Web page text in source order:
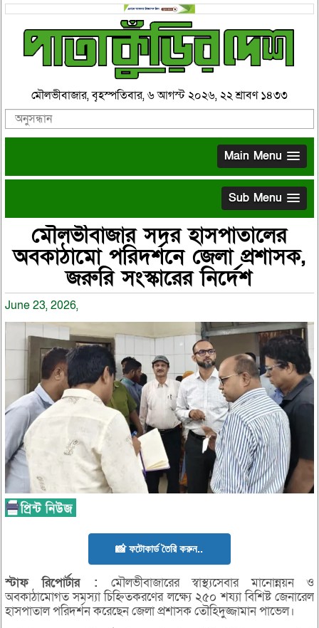
মৌলভীবাজার, বৃহস্পতিবার, ৬ আগস্ট ২০২৬, ২২ শ্রাবণ ১৪৩৩
Main Menu
Sub Menu
মৌলভীবাজার সদর হাসপাতালের
অবকাঠামো পরিদর্শনে জেলা প্রশাসক,
জরুরি সংস্কারের নির্দেশ
June 23, 2026,
📸 ফটোকার্ড তৈরি করুন..
স্টাফরিপোর্টার :মৌলভীবাজারের স্বাস্থ্যসেবার মানোন্নয়ন ও
অবকাঠামোগত সমস্যা চিহ্নিতকরণের লক্ষ্যে ২৫০ শয্যা বিশিষ্ট জেনারেল
হাসপাতাল পরিদর্শন করেছেন জেলা প্রশাসক তৌহিদুজ্জামান পাভেল।